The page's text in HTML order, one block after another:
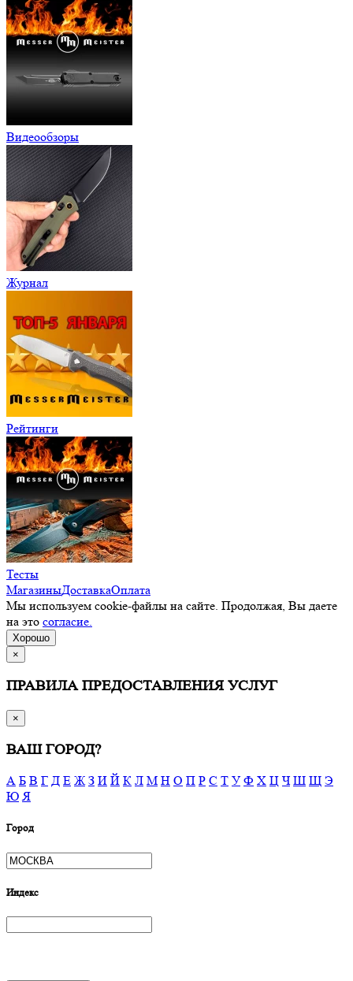
Видеообзоры
Журнал
Рейтинги
Тесты
МагазиныДоставкаОплата
Мы используем cookie-файлы на сайте. Продолжая, Вы даете
на это согласие.
Хорошо
×
ПРАВИЛА ПРЕДОСТАВЛЕНИЯ УСЛУГ
×
ВАШ ГОРОД?
А Б В Г Д Е Ж З И Й К Л М Н О П Р С Т У Ф Х Ц Ч Ш Щ Э
Ю Я
Город
Индекс